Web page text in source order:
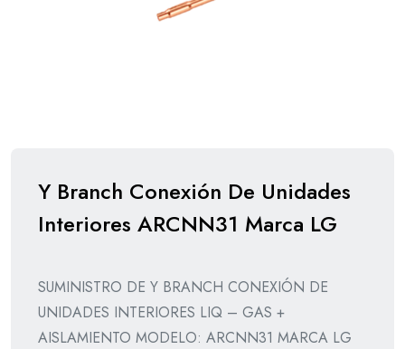
Y Branch Conexión De Unidades
Interiores ARCNN31 Marca LG
SUMINISTRO DE Y BRANCH CONEXIÓN DE
UNIDADES INTERIORES LIQ – GAS +
AISLAMIENTO MODELO: ARCNN31 MARCA LG